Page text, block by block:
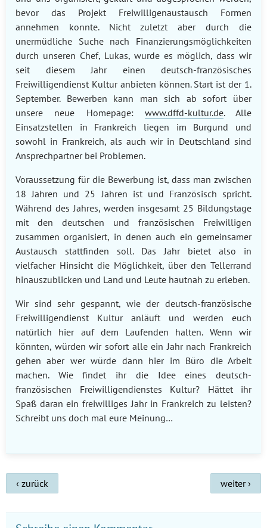
bevor das Projekt Freiwilligenaustausch Formen
annehmen konnte. Nicht zuletzt aber durch die
unermüdliche Suche nach Finanzierungsmöglichkeiten
durch unseren Chef, Lukas, wurde es möglich, dass wir
seit diesem Jahr einen deutsch-französisches
Freiwilligendienst Kultur anbieten können. Start ist der 1.
September. Bewerben kann man sich ab sofort über
unsere neue Homepage: www.dffd-kultur.de. Alle
Einsatzstellen in Frankreich liegen im Burgund und
sowohl in Frankreich, als auch wir in Deutschland sind
Ansprechpartner bei Problemen.
Voraussetzung für die Bewerbung ist, dass man zwischen
18 Jahren und 25 Jahren ist und Französisch spricht.
Während des Jahres, werden insgesamt 25 Bildungstage
mit den deutschen und französischen Freiwilligen
zusammen organisiert, in denen auch ein gemeinsamer
Austausch stattfinden soll. Das Jahr bietet also in
vielfacher Hinsicht die Möglichkeit, über den Tellerrand
hinauszublicken und Land und Leute hautnah zu erleben.
Wir sind sehr gespannt, wie der deutsch-französische
Freiwilligendienst Kultur anläuft und werden euch
natürlich hier auf dem Laufenden halten. Wenn wir
könnten, würden wir sofort alle ein Jahr nach Frankreich
gehen aber wer würde dann hier im Büro die Arbeit
machen. Wie findet ihr die Idee eines deutsch-
französischen Freiwilligendienstes Kultur? Hättet ihr
Spaß daran ein freiwilliges Jahr in Frankreich zu leisten?
Schreibt uns doch mal eure Meinung…
Beitrags-
Navigation
‹ zurück weiter ›